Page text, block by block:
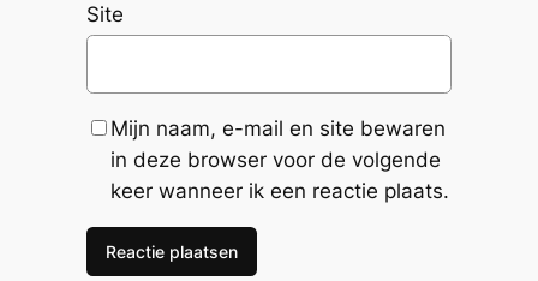
Site
Mijn naam, e-mail en site bewaren
in deze browser voor de volgende
keer wanneer ik een reactie plaats.